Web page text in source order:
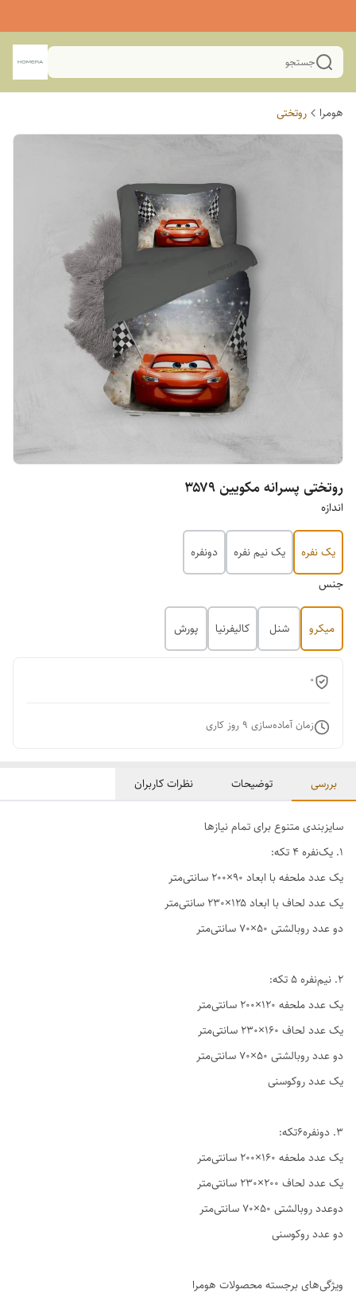
جستجو
هومرا روتختی
روتختی پسرانه مکویین ۳۵۷۹
اندازه
یک نفره یک نیم نفره
دونفره
جنس
میکرو شنل کالیفرنیا پورش
0
زمان آماده‌سازی 9 روز کاری
بررسی توضیحات نظرات کاربران
سایزبندی متنوع برای تمام نیازها
1. یک‌نفره ۴ تکه:
یک عدد ملحفه با ابعاد ۹۰×۲۰۰ سانتی‌متر
یک عدد لحاف با ابعاد ۱۲۵×۲۳۰ سانتی‌متر
دو عدد روبالشتی ۵۰×۷۰ سانتی‌متر
2. نیم‌نفره ۵ تکه:
یک عدد ملحفه ۱۲۰×۲۰۰ سانتی‌متر
یک عدد لحاف ۱۶۰×۲۳۰ سانتی‌متر
دو عدد روبالشتی ۵۰×۷۰ سانتی‌متر
یک عدد روکوسنی
3. دو‌نفره6تکه:
یک عدد ملحفه ۱۶۰×۲۰۰ سانتی‌متر
یک عدد لحاف ۲۰۰×۲۳۰ سانتی‌متر
دوعدد روبالشتی ۵۰×۷۰ سانتی‌متر
دو عدد روکوسنی
ویژگی‌های برجسته محصولات هومرا